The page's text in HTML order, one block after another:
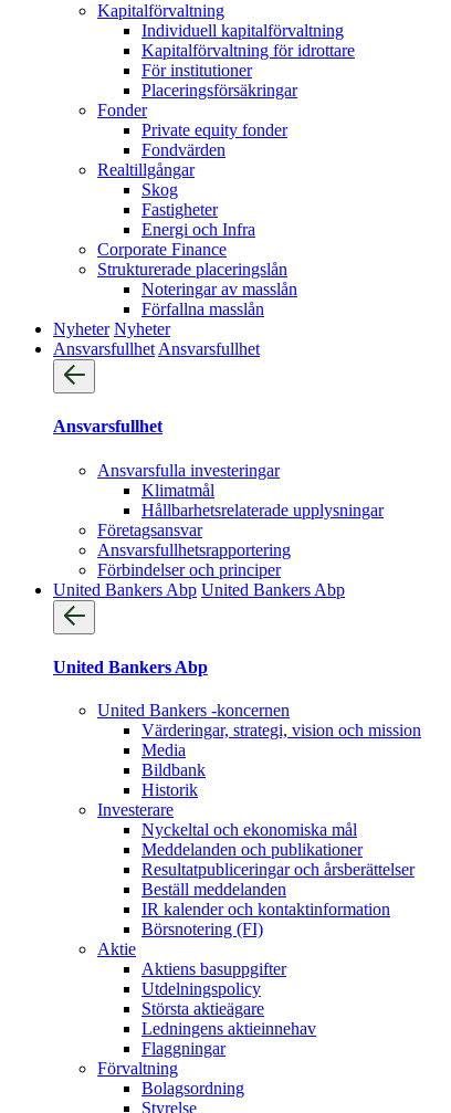
Kapitalförvaltning
Individuell kapitalförvaltning
Kapitalförvaltning för idrottare
För institutioner
Placeringsförsäkringar
Fonder
Private equity fonder
Fondvärden
Realtillgångar
Skog
Fastigheter
Energi och Infra
Corporate Finance
Strukturerade placeringslån
Noteringar av masslån
Förfallna masslån
Nyheter Nyheter
Ansvarsfullhet Ansvarsfullhet
Ansvarsfullhet
Ansvarsfulla investeringar
Klimatmål
Hållbarhetsrelaterade upplysningar
Företagsansvar
Ansvarsfullhets­rapportering
Förbindelser och principer
United Bankers Abp United Bankers Abp
United Bankers Abp
United Bankers -koncernen
Värderingar, strategi, vision och mission
Media
Bildbank
Historik
Investerare
Nyckeltal och ekonomiska mål
Meddelanden och publikationer
Resultatpubliceringar och årsberättelser
Beställ meddelanden
IR kalender och kontaktinformation
Börsnotering (FI)
Aktie
Aktiens basuppgifter
Utdelningspolicy
Största aktieägare
Ledningens aktieinnehav
Flaggningar
Förvaltning
Bolagsordning
Styrelse